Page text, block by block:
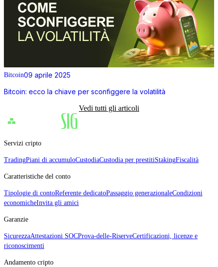
Bitcoin09 aprile 2025
Bitcoin: ecco la chiave per sconfiggere la volatilità
Vedi tutti gli articoli
Servizi cripto
TradingPiani di accumuloCustodiaCustodia per prestitiStakingFiscalità
Caratteristiche del conto
Tipologie di contoReferente dedicatoPassaggio generazionaleCondizioni
economicheInvita gli amici
Garanzie
SicurezzaAttestazioni SOCProva‑delle‑RiserveCertificazioni, licenze e
riconoscimenti
Andamento cripto